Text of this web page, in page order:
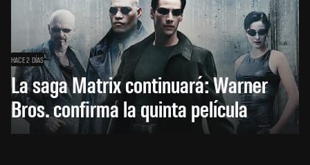
HACE 2 DÍAS
La saga Matrix continuará: Warner
Bros. confirma la quinta película